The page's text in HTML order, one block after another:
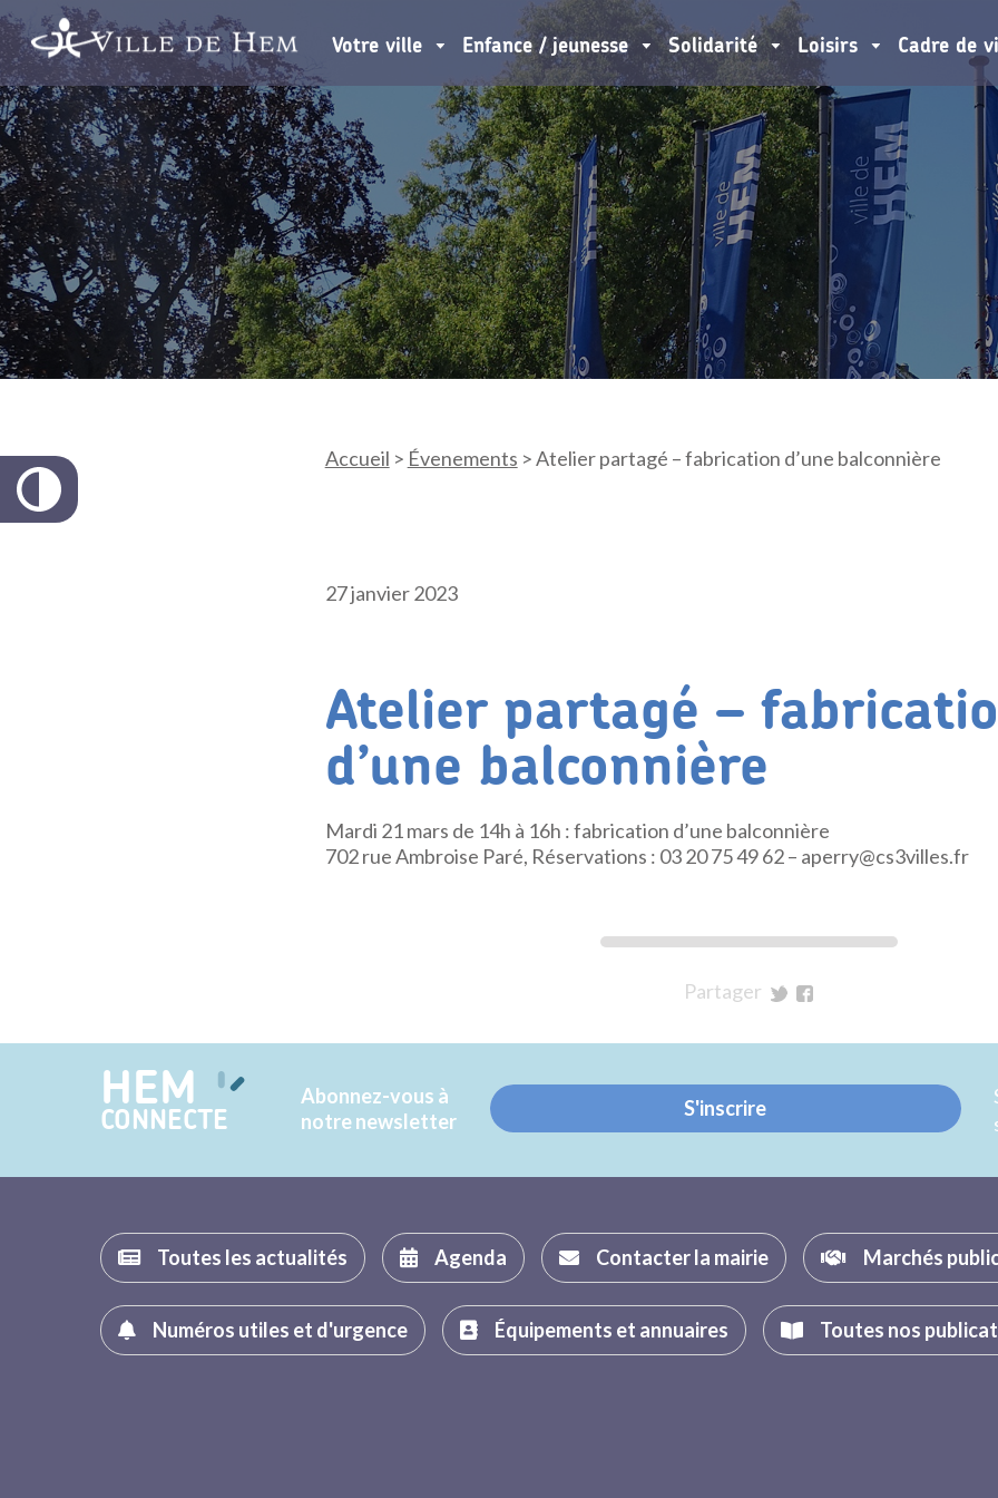
Votre ville Enfance / jeunesse Solidarité Loisirs Cadre de
Accueil > Évenements >Atelier partagé – fabrication d’une balconnière
27 janvier 2023
Atelier partagé –
d’une balconnière
Mardi 21 mars de 14h à 16h : fabrication d’une balconnière
702 rue Ambroise Paré, Réservations : 03 20 75 49 62 – aperry@cs3villes.fr
Partager
Twitter
Facebook
HEM
CONNECTE
Abonnez-vous à
notre newsletter
S'inscrire
Toutes les actualités Agenda Contacter la mairie Marchés
Numéros utiles et d'urgence Équipements et annuaires Toutes nos